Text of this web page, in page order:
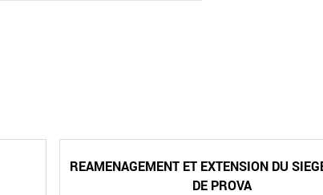
REAMENAGEMENT ET EXTENSION DU
DE PROVA